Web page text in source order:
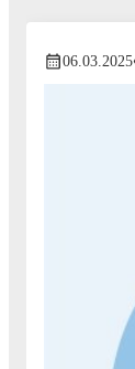
06.03.2025